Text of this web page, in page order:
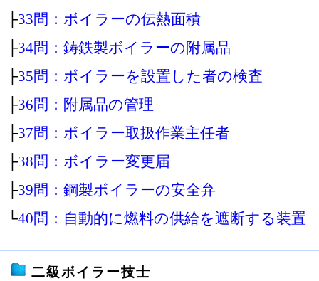
├33問：ボイラーの伝熱面積
├34問：鋳鉄製ボイラーの附属品
├35問：ボイラーを設置した者の検査
├36問：附属品の管理
├37問：ボイラー取扱作業主任者
├38問：ボイラー変更届
├39問：鋼製ボイラーの安全弁
└40問：自動的に燃料の供給を遮断する装置
二級ボイラー技士